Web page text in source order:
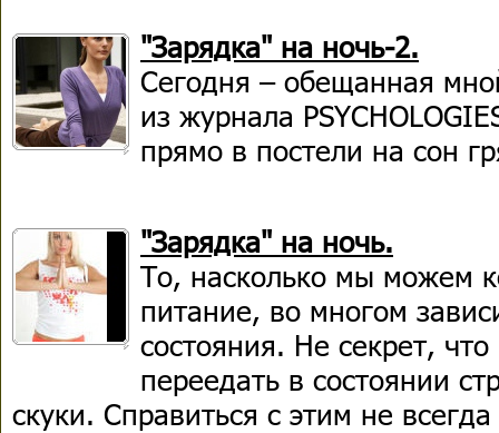
"Зарядка" на ночь-2.
Сегодня – обещанная
из журнала
прямо в постели на сон
"Зарядка" на ночь.
То, насколько мы можем
питание, во многом
состояния. Не секрет,
переедать в состоянии
скуки. Справиться с этим не